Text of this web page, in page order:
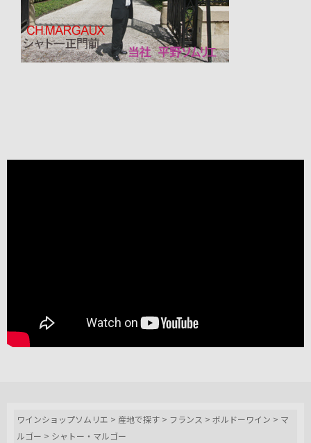
ワインショップソムリエ > 産地で探す > フランス >ボルドーワイン > マ
ルゴー > シャトー・マルゴー